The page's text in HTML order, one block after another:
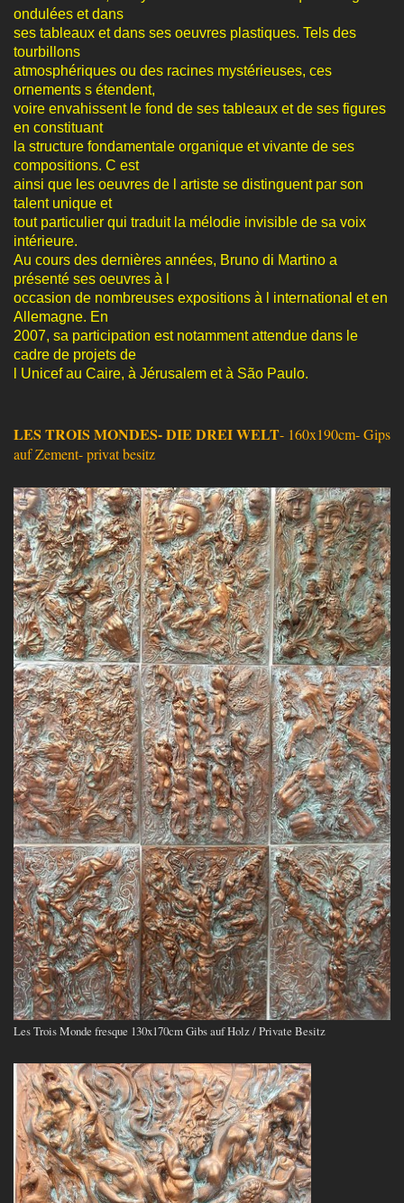
ondulées et dans
ses tableaux et dans ses oeuvres plastiques. Tels des
tourbillons
atmosphériques ou des racines mystérieuses, ces
ornements s étendent,
voire envahissent le fond de ses tableaux et de ses figures
en constituant
la structure fondamentale organique et vivante de ses
compositions. C est
ainsi que les oeuvres de l artiste se distinguent par son
talent unique et
tout particulier qui traduit la mélodie invisible de sa voix
intérieure.
Au cours des dernières années, Bruno di Martino a
présenté ses oeuvres à l
occasion de nombreuses expositions à l international et en
Allemagne. En
2007, sa participation est notamment attendue dans le
cadre de projets de
l Unicef au Caire, à Jérusalem et à São Paulo.
LES TROIS MONDES- DIE DREI WELT- 160x190cm- Gips
auf Zement- privat besitz
Les Trois Monde fresque 130x170cm Gibs auf Holz / Private Besitz